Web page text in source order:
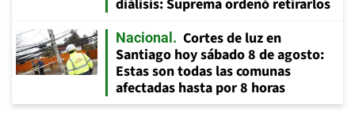
diálisis: Suprema ordenó retirarlos
Nacional
Cortes de luz en
Santiago hoy sábado 8 de agosto:
Estas son todas las comunas
afectadas hasta por 8 horas